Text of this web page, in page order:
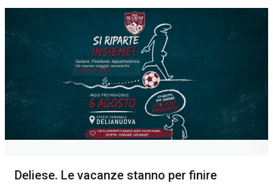
Deliese. Le vacanze stanno per finire